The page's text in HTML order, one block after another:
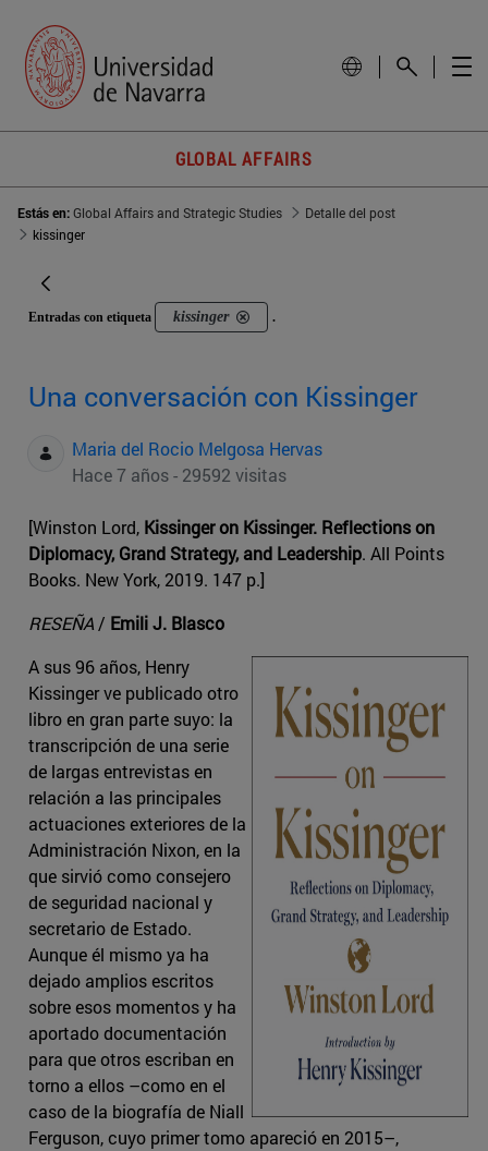
GLOBAL AFFAIRS
Estás en:Global Affairs and Strategic Studies
Detalle del post
kissinger
Entradas con etiqueta kissinger .
Una conversación con Kissinger
Maria del Rocio Melgosa Hervas
Hace 7 años - 29592 visitas
[Winston Lord, Kissinger on Kissinger. Reflections on
Diplomacy, Grand Strategy, and Leadership. All Points
Books. New York, 2019. 147 p.]
RESEÑA/ Emili J. Blasco
A sus 96 años, Henry
Kissinger ve publicado otro
libro en gran parte suyo: la
transcripción de una serie
de largas entrevistas en
relación a las principales
actuaciones exteriores de la
Administración Nixon, en la
que sirvió como consejero
de seguridad nacional y
secretario de Estado.
Aunque él mismo ya ha
dejado amplios escritos
sobre esos momentos y ha
aportado documentación
para que otros escriban en
torno a ellos –como en el
caso de la biografía de Niall
Ferguson, cuyo primer tomo apareció en 2015–,